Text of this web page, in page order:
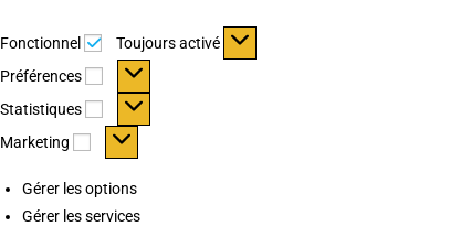
Fonctionnel Fonctionnel
Toujours activé
Préférences
Préférences
Statistiques Statistiques
Marketing Marketing
Gérer les options
Gérer les services